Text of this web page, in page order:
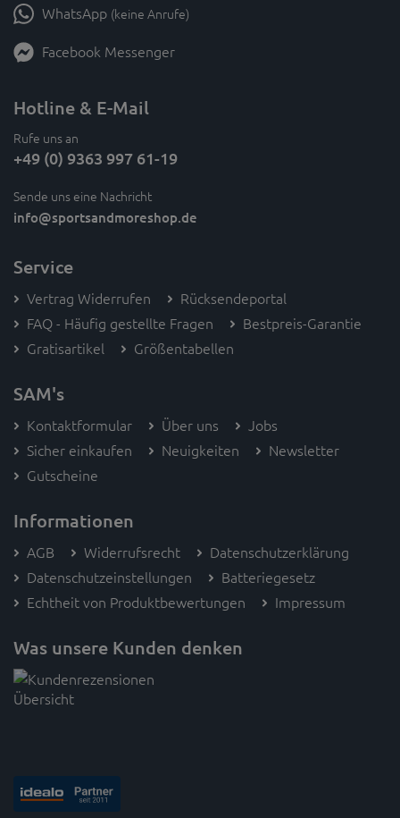
WhatsApp (keine Anrufe)
Facebook Messenger
Hotline & E-Mail
Rufe uns an
+49 (0) 9363 997 61-19
Sende uns eine Nachricht
info@sportsandmoreshop.de
Service
Vertrag Widerrufen
Rücksendeportal
FAQ - Häufig gestellte Fragen
Bestpreis-Garantie
Gratisartikel
Größentabellen
SAM's
Kontaktformular Über uns
Jobs
Sicher einkaufen
Neuigkeiten
Newsletter
Gutscheine
Informationen
AGB Widerrufsrecht
Datenschutzerklärung
Datenschutzeinstellungen
Batteriegesetz
Echtheit von Produktbewertungen
Impressum
Was unsere Kunden denken